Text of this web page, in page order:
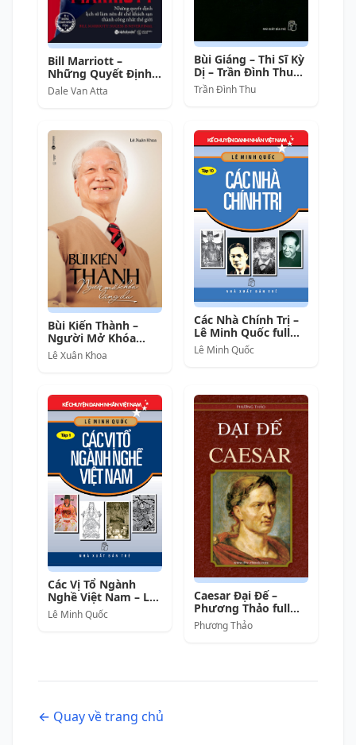
Bill Marriott –
Những Quyết Định
Lịch Sử Làm Nên Đế
Chế Khách Sạn
Dale Van Atta
Bùi Giáng – Thi Sĩ Kỳ
Dị – Trần Đình Thu
full mobi pdf epub
azw3 [Người Nổi
Trần Đình Thu
Bùi Kiến Thành –
Người Mở Khóa
Lãng Du – Lê Xuân
Khoa full prc pdf
Lê Xuân Khoa
Các Nhà Chính Trị –
Lê Minh Quốc full
prc pdf epub azw3
[Lịch sử]
Lê Minh Quốc
Các Vị Tổ Ngành
Nghề Việt Nam – Lê
Minh Quốc full prc
pdf epub azw3 [Lịch
Lê Minh Quốc
Caesar Đại Đế –
Phương Thảo full
prc pdf epub azw3
[Danh nhân]
Phương Thảo
← Quay về trang chủ